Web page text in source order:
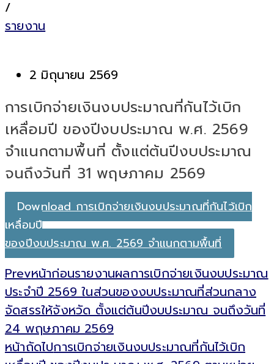
/
รายงาน
2 มิถุนายน 2569
การเบิกจ่ายเงินงบประมาณที่กันไว้เบิก
เหลื่อมปี ของปีงบประมาณ พ.ศ. 2569
จำแนกตามพื้นที่ ตั้งแต่ต้นปีงบประมาณ
จนถึงวันที่ 31 พฤษภาคม 2569
Download การเบิกจ่ายเงินงบประมาณที่กันไว้เบิก
เหลื่อมปี
ของปีงบประมาณ พ.ศ. 2569 จำแนกตามพื้นที่
Prevหน้าก่อนรายงานผลการเบิกจ่ายเงินงบประมาณ
ประจำปี 2569 ในส่วนของงบประมาณที่ส่วนกลาง
จัดสรรให้จังหวัด ตั้งแต่ต้นปีงบประมาณ จนถึงวันที่
24 พฤษภาคม 2569
หน้าถัดไปการเบิกจ่ายเงินงบประมาณที่กันไว้เบิก